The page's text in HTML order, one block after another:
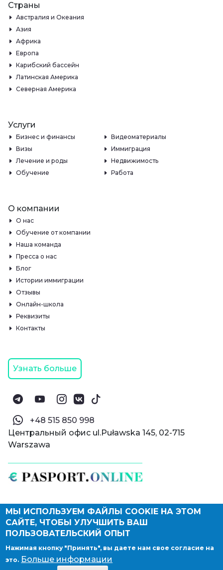
© Паспорт Онлайн 2019—2026
Политика конфиденциальности
Оферта и конфиденциальность:РФ
Правовые документы
Депонирование логотипа компании
Страны
Австралия и Океания
Азия
Африка
Европа
Карибский бассейн
Латинская Америка
Северная Америка
Услуги
Бизнес и финансы
Видеоматериалы
Визы
Иммиграция
Лечение и роды
Недвижимость
Обучение
Работа
О компании
О нас
Обучение от компании
Наша команда
Пресса о нас
Блог
Истории иммиграции
Отзывы
Онлайн-школа
Реквизиты
Контакты
Узнать больше
‪+48 515 850 998‬
Центральный офис ul.Puławska 145, 02-715
Warszawa
МЫ ИСПОЛЬЗУЕМ ФАЙЛЫ COOKIE НА ЭТОМ
САЙТЕ, ЧТОБЫ УЛУЧШИТЬ ВАШ
ПОЛЬЗОВАТЕЛЬСКИЙ ОПЫТ
Нажимая кнопку "Принять", вы даете нам свое согласие на
это. Больше информации